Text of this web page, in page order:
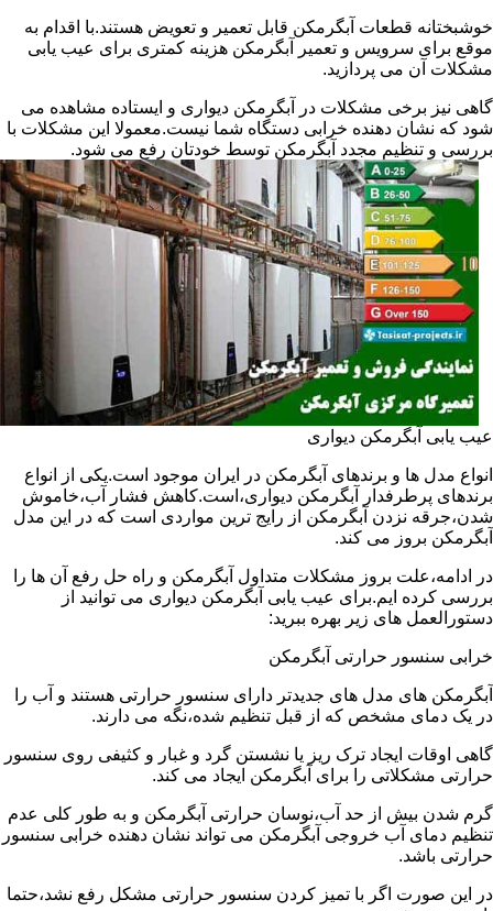
خوشبختانه قطعات آبگرمکن قابل تعمیر و تعویض هستند.با اقدام به
موقع برای سرویس و تعمیر آبگرمکن هزینه کمتری برای عیب یابی
مشکلات آن می پردازید.
گاهی نیز برخی مشکلات در آبگرمکن دیواری و ایستاده مشاهده می
شود که نشان دهنده خرابی دستگاه شما نیست.معمولا این مشکلات با
بررسی و تنظیم مجدد آبگرمکن توسط خودتان رفع می شود.
عیب یابی آبگرمکن دیواری
انواع مدل ها و برندهای آبگرمکن در ایران موجود است.یکی از انواع
برندهای پرطرفدار آبگرمکن دیواری،است.کاهش فشار آب،خاموش
شدن،جرقه نزدن آبگرمکن از رایج ترین مواردی است که در این مدل
آبگرمکن بروز می کند.
در ادامه،علت بروز مشکلات متداول آبگرمکن و راه حل رفع آن ها را
بررسی کرده ایم.برای عیب یابی آبگرمکن دیواری می توانید از
دستورالعمل های زیر بهره ببرید:
خرابی سنسور حرارتی آبگرمکن
آبگرمکن های مدل های جدیدتر دارای سنسور حرارتی هستند و آب را
در یک دمای مشخص که از قبل تنظیم شده،نگه می دارند.
گاهی اوقات ایجاد ترک ریز یا نشستن گرد و غبار و کثیفی روی سنسور
حرارتی مشکلاتی را برای آبگرمکن ایجاد می کند.
گرم شدن بیش از حد آب،نوسان حرارتی آبگرمکن و به طور کلی عدم
تنظیم دمای آب خروجی آبگرمکن می تواند نشان دهنده خرابی سنسور
حرارتی باشد.
در این صورت اگر با تمیز کردن سنسور حرارتی مشکل رفع نشد،حتما